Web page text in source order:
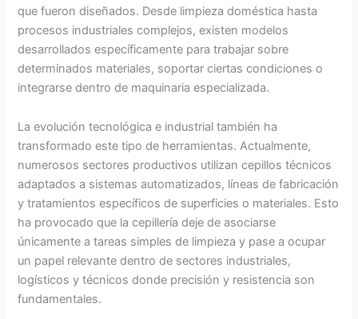
que fueron diseñados. Desde limpieza doméstica hasta
procesos industriales complejos, existen modelos
desarrollados específicamente para trabajar sobre
determinados materiales, soportar ciertas condiciones o
integrarse dentro de maquinaria especializada.
La evolución tecnológica e industrial también ha
transformado este tipo de herramientas. Actualmente,
numerosos sectores productivos utilizan cepillos técnicos
adaptados a sistemas automatizados, líneas de fabricación
y tratamientos específicos de superficies o materiales. Esto
ha provocado que la cepillería deje de asociarse
únicamente a tareas simples de limpieza y pase a ocupar
un papel relevante dentro de sectores industriales,
logísticos y técnicos donde precisión y resistencia son
fundamentales.